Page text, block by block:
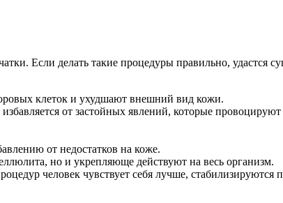
Если делать такие процедуры правильно, удастся
клеток и ухудшают внешний вид кожи.
от застойных явлений, которые
от недостатков на коже.
но и укрепляюще действуют на весь организм.
человек чувствует себя лучше, стабилизируются